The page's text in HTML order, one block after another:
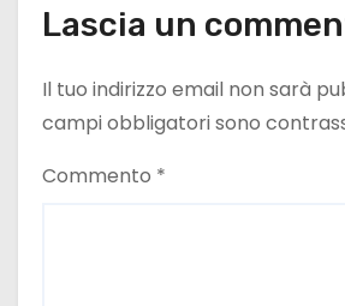
Lascia un
Il tuo indirizzo email non sarà
campi obbligatori sono
Commento *